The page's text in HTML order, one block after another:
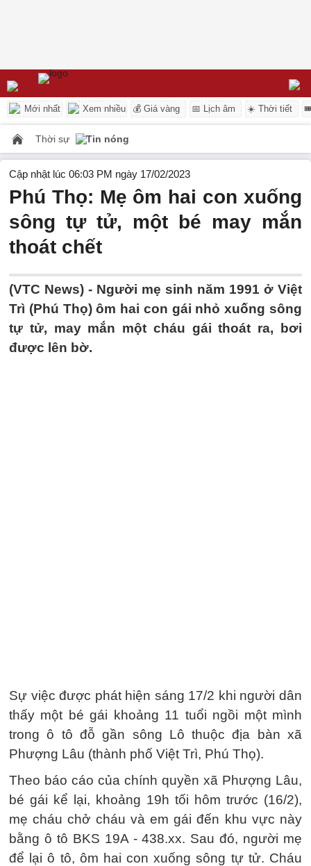
Mới nhất Xem nhiều 💰 Giá vàng 📅 Lịch âm ☀️ Thời tiết
Thời sự Tin nóng
Cập nhật lúc 06:03 PM ngày 17/02/2023
Phú Thọ: Mẹ ôm hai con xuống
sông tự tử, một bé may mắn
thoát chết
(VTC News) - Người mẹ sinh năm 1991 ở Việt
Trì (Phú Thọ) ôm hai con gái nhỏ xuống sông
tự tử, may mắn một cháu gái thoát ra, bơi
được lên bờ.
Sự việc được phát hiện sáng 17/2 khi người dân
thấy một bé gái khoảng 11 tuổi ngồi một mình
trong ô tô đỗ gần sông Lô thuộc địa bàn xã
Phượng Lâu (thành phố Việt Trì, Phú Thọ).
Theo báo cáo của chính quyền xã Phượng Lâu,
bé gái kể lại, khoảng 19h tối hôm trước (16/2),
mẹ cháu chở cháu và em gái đến khu vực này
bằng ô tô BKS 19A - 438.xx. Sau đó, người mẹ
để lại ô tô, ôm hai con xuống sông tự tử. Cháu